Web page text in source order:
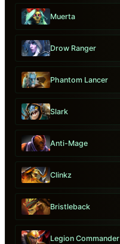
Muerta
Drow Ranger
Phantom Lancer
Slark
Anti-Mage
Clinkz
Bristleback
Legion Commander